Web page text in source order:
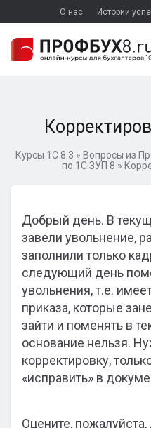
О нас Истории
Курсы 1С 8.3 » Вопросы из
по 1С:ЗУП 8 »
Добрый день. В
завели увольнение,
заполнили только
следующий день
увольнения, т.е.
приказа, которые
зайти и поменять в
основание нельзя.
корректировку,
«исправить» в
Оцените,